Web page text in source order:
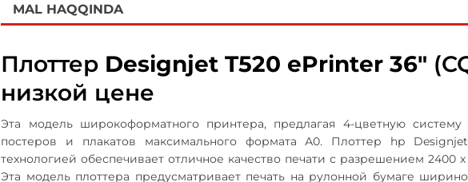
MAL HAQQINDA
Плоттер Designjet T520 ePrinter 36"
низкой цене
Эта модель широкоформатного принтера, предлагая 4-цветную
постеров и плакатов максимального формата А0. Плоттер hp
технологией обеспечивает отличное качество печати с разрешением 2400
Эта модель плоттера предусматривает печать на рулонной бумаге